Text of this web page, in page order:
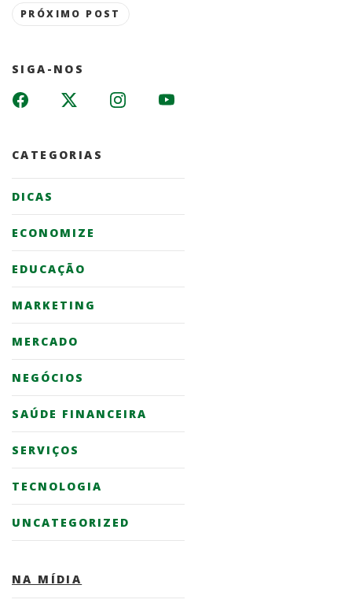
PRÓXIMO POST
SIGA-NOS
CATEGORIAS
DICAS
ECONOMIZE
EDUCAÇÃO
MARKETING
MERCADO
NEGÓCIOS
SAÚDE FINANCEIRA
SERVIÇOS
TECNOLOGIA
UNCATEGORIZED
NA MÍDIA